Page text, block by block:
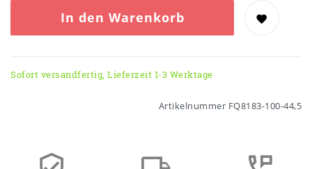
In den Warenkorb
Sofort versandfertig, Lieferzeit 1-3 Werktage
Artikelnummer FQ8183-100-44,5